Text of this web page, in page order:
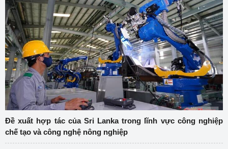
Đề xuất hợp tác của Sri Lanka trong lĩnh vực công nghiệp
chế tạo và công nghệ nông nghiệp